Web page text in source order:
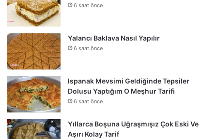
6 saat önce
Yalancı Baklava Nasıl Yapılır
6 saat önce
Ispanak Mevsimi Geldiğinde Tepsiler
Dolusu Yaptığım O Meşhur Tarifi
6 saat önce
Yıllarca Boşuna Uğraşmışız Çok Eski Ve
Aşırı Kolay Tarif